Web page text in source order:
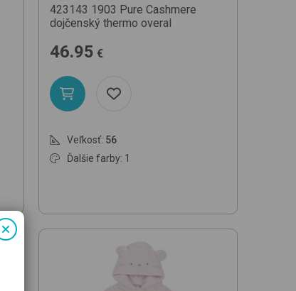
423143 1903 Pure Cashmere
dojčenský thermo overal
46.95 €
Veľkosť: 56
Ďalšie farby: 1